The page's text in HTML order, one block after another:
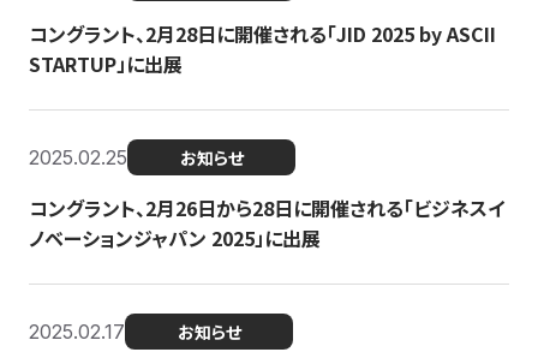
コングラント、2月28日に開催される「JID 2025 by ASCII
STARTUP」に出展
2025.02.25 お知らせ
コングラント、2月26日から28日に開催される「ビジネスイ
ノベーションジャパン 2025」に出展
2025.02.17 お知らせ